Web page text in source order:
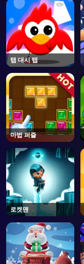
탭 대시 탭
마법 퍼즐
로켓맨